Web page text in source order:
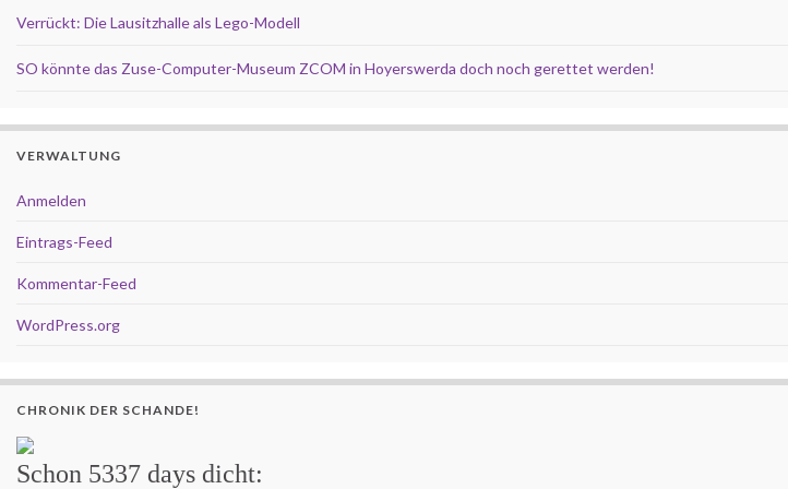
Verrückt: Die Lausitzhalle als Lego-Modell
SO könnte das Zuse-Computer-Museum ZCOM in Hoyerswerda doch noch gerettet werden!
VERWALTUNG
Anmelden
Eintrags-Feed
Kommentar-Feed
WordPress.org
CHRONIK DER SCHANDE!
Schon 5337 days dicht: